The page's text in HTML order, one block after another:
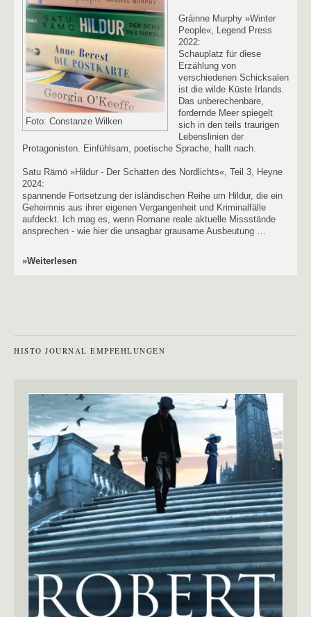
Foto: Constanze Wilken
Gráinne Murphy »Winter
People«, Legend Press
2022:
Schauplatz für diese
Erzählung von
verschiedenen Schicksalen
ist die wilde Küste Irlands.
Das unberechenbare,
fordernde Meer spiegelt
sich in den teils traurigen
Lebenslinien der
Protagonisten. Einfühlsam, poetische Sprache, hallt nach.
Satu Rämö »Hildur - Der Schatten des Nordlichts«, Teil 3, Heyne
2024:
spannende Fortsetzung der isländischen Reihe um Hildur, die ein
Geheimnis aus ihrer eigenen Vergangenheit und Kriminalfälle
aufdeckt. Ich mag es, wenn Romane reale aktuelle Missstände
ansprechen - wie hier die unsagbar grausame Ausbeutung …
»Weiterlesen
HISTO JOURNAL EMPFEHLUNGEN